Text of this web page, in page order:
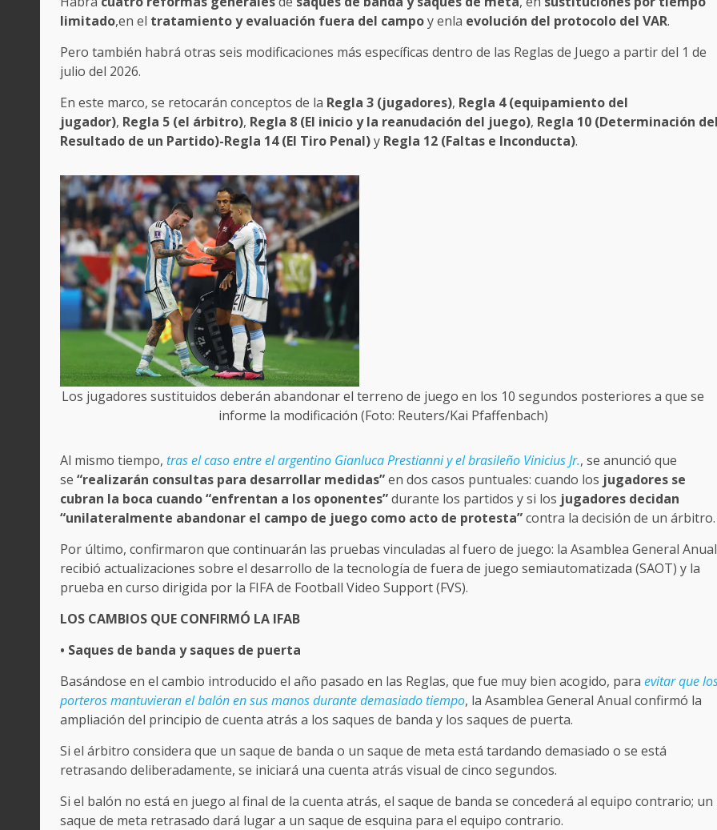
limitado,en el tratamiento y evaluación fuera del campoy enla evolución del protocolo del VAR.
Pero también habrá otras seis modificaciones más específicas dentro de las Reglas de Juego a partir del 1 de
julio del 2026.
En este marco, se retocarán conceptos de la Regla 3 (jugadores), Regla 4 (equipamiento del
jugador), Regla 5 (el árbitro), Regla 8 (El inicio y la reanudación del juego), Regla 10 (Determinación
Resultado de un Partido)-Regla 14 (El Tiro Penal)y Regla 12 (Faltas e Inconducta).
Los jugadores sustituidos deberán abandonar el terreno de juego en los 10 segundos posteriores a que se
informe la modificación (Foto: Reuters/Kai Pfaffenbach)
Al mismo tiempo, tras el caso entre el argentino Gianluca Prestianni y el brasileño Vinicius Jr., se anunció que
se “realizarán consultas para desarrollar medidas”en dos casos puntuales: cuando los jugadores se
cubran la boca cuando “enfrentan a los oponentes”durante los partidos y si los jugadores decidan
“unilateralmente abandonar el campo de juego como acto de protesta”contra la decisión de un árbitro.
Por último, confirmaron que continuarán las pruebas vinculadas al fuero de juego: la Asamblea General Anual
recibió actualizaciones sobre el desarrollo de la tecnología de fuera de juego semiautomatizada (SAOT) y la
prueba en curso dirigida por la FIFA de Football Video Support (FVS).
LOS CAMBIOS QUE CONFIRMÓ LA IFAB
• Saques de banda y saques de puerta
Basándose en el cambio introducido el año pasado en las Reglas, que fue muy bien acogido, para evitar que
porteros mantuvieran el balón en sus manos durante demasiado tiempo, la Asamblea General Anual confirmó la
ampliación del principio de cuenta atrás a los saques de banda y los saques de puerta.
Si el árbitro considera que un saque de banda o un saque de meta está tardando demasiado o se está
retrasando deliberadamente, se iniciará una cuenta atrás visual de cinco segundos.
Si el balón no está en juego al final de la cuenta atrás, el saque de banda se concederá al equipo contrario; un
saque de meta retrasado dará lugar a un saque de esquina para el equipo contrario.